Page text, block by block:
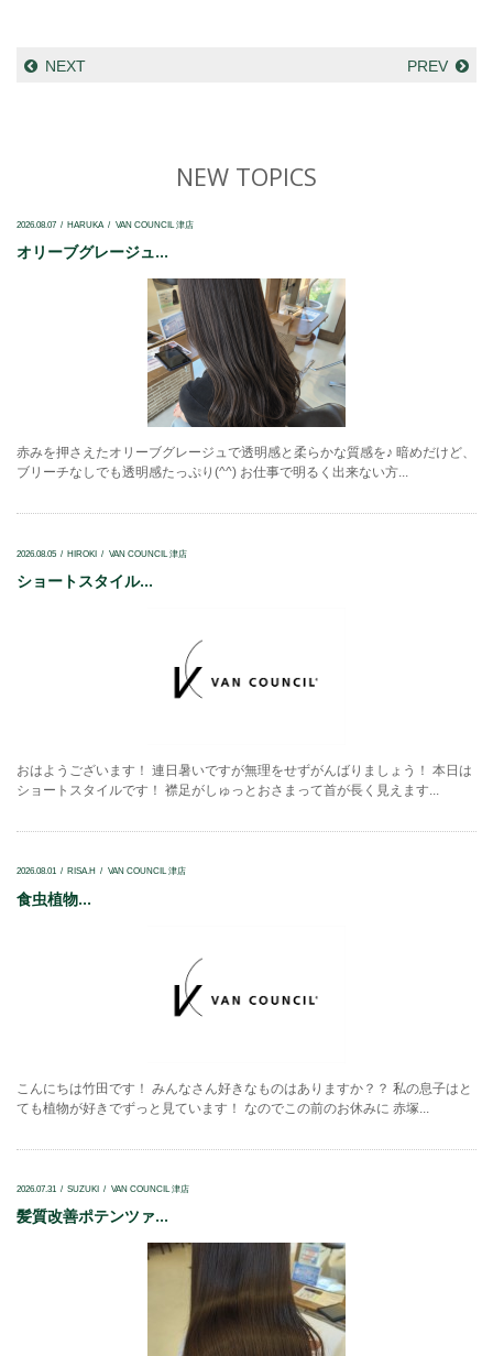
NEXT PREV
NEW TOPICS
2026.08.07 HARUKA VAN COUNCIL 津店
オリーブグレージュ...
赤みを押さえたオリーブグレージュで透明感と柔らかな質感を♪ 暗めだけど、
ブリーチなしでも透明感たっぷり(^^) お仕事で明るく出来ない方...
2026.08.05 HIROKI VAN COUNCIL 津店
ショートスタイル...
おはようございます！ 連日暑いですが無理をせずがんばりましょう！ 本日は
ショートスタイルです！ 襟足がしゅっとおさまって首が長く見えます...
2026.08.01 RISA.H VAN COUNCIL 津店
食虫植物...
こんにちは竹田です！ みんなさん好きなものはありますか？？ 私の息子はと
ても植物が好きでずっと見ています！ なのでこの前のお休みに 赤塚...
2026.07.31 SUZUKI VAN COUNCIL 津店
髪質改善ポテンツァ...